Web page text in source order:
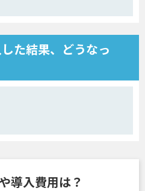
た結果、どうなっ
導入費用は？